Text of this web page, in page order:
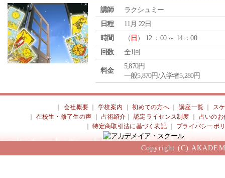
講師
ラクシュミー
日程
11月 22日
時間
（ 日 ） 12 ：00 ～ 14 ：00
回数
全1回
料金
5,870円
一般5,870円/入学者5,280円
会社概要 ｜学校案内 ｜初めての方へ 講座一覧
ス
在校生・修了生の声 ｜占術紹介 ｜認定ライセンス制度
占いのお
｜特定商取引法に基づく表記 プライバシーポ
Copyright (C)